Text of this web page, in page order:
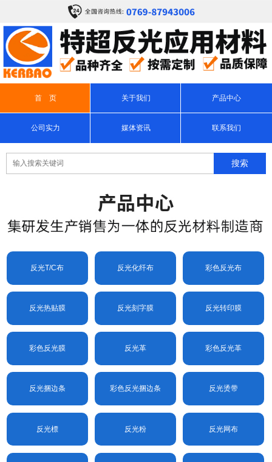
首 页 关于我们 产品中心
公司实力 媒体资讯 联系我们
反光T/C布 反光化纤布 彩色反光布
反光热贴膜 反光刻字膜 反光转印膜
彩色反光膜 反光革 彩色反光革
反光捆边条 彩色反光捆边条 反光烫带
反光標 反光粉 反光网布